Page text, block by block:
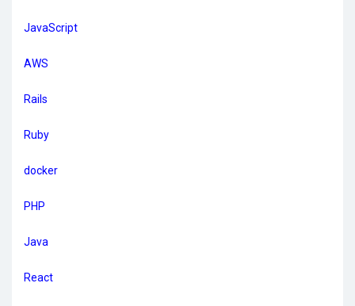
JavaScript
AWS
Rails
Ruby
docker
PHP
Java
React